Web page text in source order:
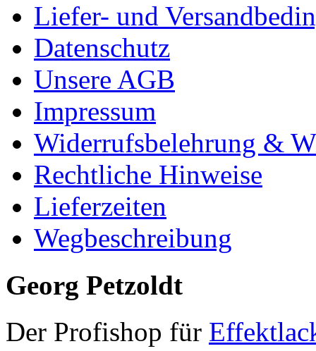
Liefer- und
Datenschutz
Unsere AGB
Impressum
Widerrufsbelehrung &
Rechtliche Hinweise
Lieferzeiten
Wegbeschreibung
Georg Petzoldt
Der Profishop für